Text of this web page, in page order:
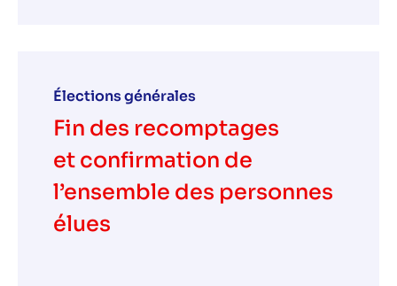
Élections générales
Fin des recomptages
et confirmation de
l’ensemble des personnes
élues